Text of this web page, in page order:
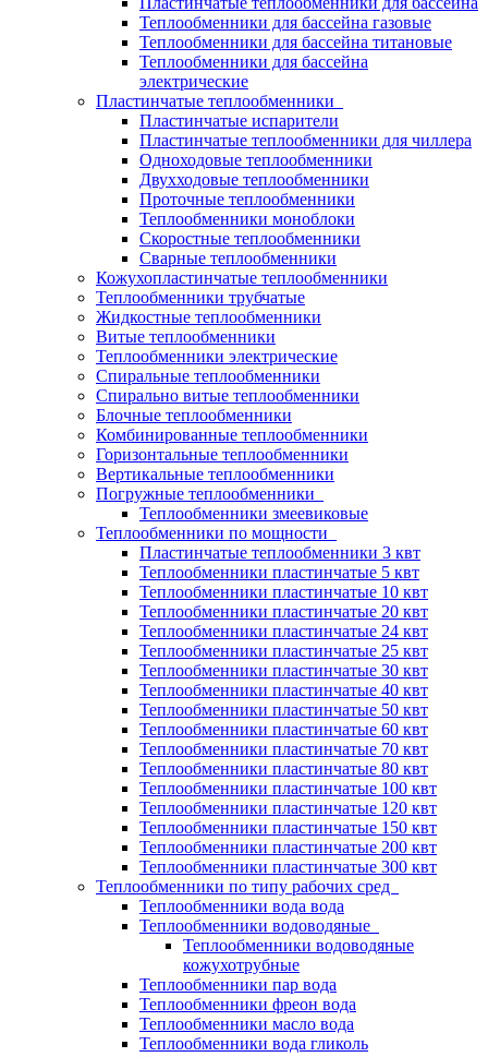
Теплообменники для бассейна газовые
Теплообменники для бассейна титановые
Теплообменники для бассейна
электрические
Пластинчатые теплообменники
Пластинчатые испарители
Пластинчатые теплообменники для чиллера
Одноходовые теплообменники
Двухходовые теплообменники
Проточные теплообменники
Теплообменники моноблоки
Скоростные теплообменники
Сварные теплообменники
Кожухопластинчатые теплообменники
Теплообменники трубчатые
Жидкостные теплообменники
Витые теплообменники
Теплообменники электрические
Спиральные теплообменники
Спирально витые теплообменники
Блочные теплообменники
Комбинированные теплообменники
Горизонтальные теплообменники
Вертикальные теплообменники
Погружные теплообменники
Теплообменники змеевиковые
Теплообменники по мощности
Пластинчатые теплообменники 3 квт
Теплообменники пластинчатые 5 квт
Теплообменники пластинчатые 10 квт
Теплообменники пластинчатые 20 квт
Теплообменники пластинчатые 24 квт
Теплообменники пластинчатые 25 квт
Теплообменники пластинчатые 30 квт
Теплообменники пластинчатые 40 квт
Теплообменники пластинчатые 50 квт
Теплообменники пластинчатые 60 квт
Теплообменники пластинчатые 70 квт
Теплообменники пластинчатые 80 квт
Теплообменники пластинчатые 100 квт
Теплообменники пластинчатые 120 квт
Теплообменники пластинчатые 150 квт
Теплообменники пластинчатые 200 квт
Теплообменники пластинчатые 300 квт
Теплообменники по типу рабочих сред
Теплообменники вода вода
Теплообменники водоводяные
Теплообменники водоводяные
кожухотрубные
Теплообменники пар вода
Теплообменники фреон вода
Теплообменники масло вода
Теплообменники вода гликоль